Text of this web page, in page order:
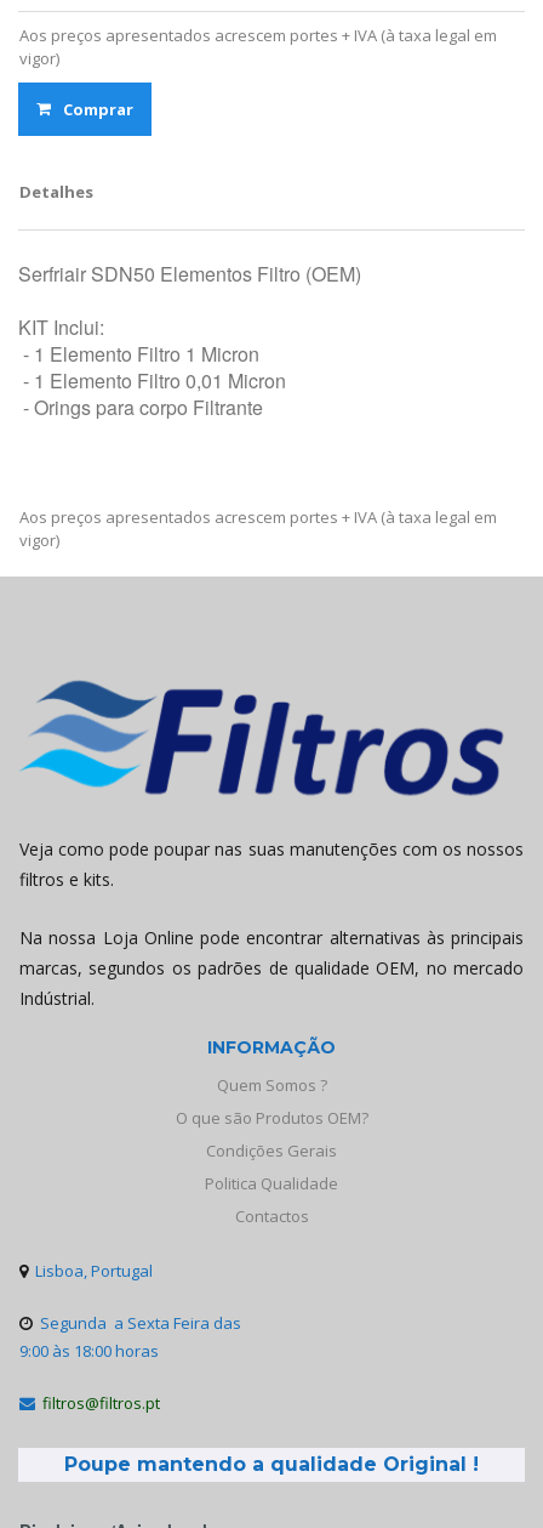
Aos preços apresentados acrescem portes + IVA (à taxa legal em
vigor)
Comprar
Detalhes
Serfriair SDN50 Elementos Filtro (OEM)
KIT Inclui:
- 1 Elemento Filtro 1 Micron
- 1 Elemento Filtro 0,01 Micron
- Orings para corpo Filtrante
Aos preços apresentados acrescem portes + IVA (à taxa legal em
vigor)
Veja como pode poupar nas suas manutenções com os nossos
filtros e kits.
Na nossa Loja Online pode encontrar alternativas às principais
marcas, segundos os padrões de qualidade OEM, no mercado
Indústrial.
INFORMAÇÃO
Quem Somos ?
O que são Produtos OEM?
Condições Gerais
Politica Qualidade
Contactos
 Lisboa, Portugal
 Segunda a Sexta Feira das
9:00 às 18:00 horas
 filtros@filtros.pt
Poupe mantendo a qualidade Original !